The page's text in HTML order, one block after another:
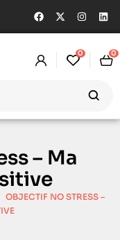
0 0
– Ma
OBJECTIF NO STRESS –